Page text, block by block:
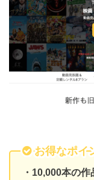
お得なポイ
・10,000本の